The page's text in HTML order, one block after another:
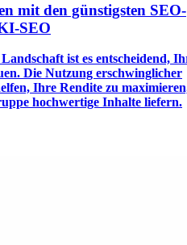
mit den günstigsten SEO-
SEO
ist es entscheidend,
Die Nutzung erschwinglicher
Ihre Rendite zu
hochwertige Inhalte liefern.